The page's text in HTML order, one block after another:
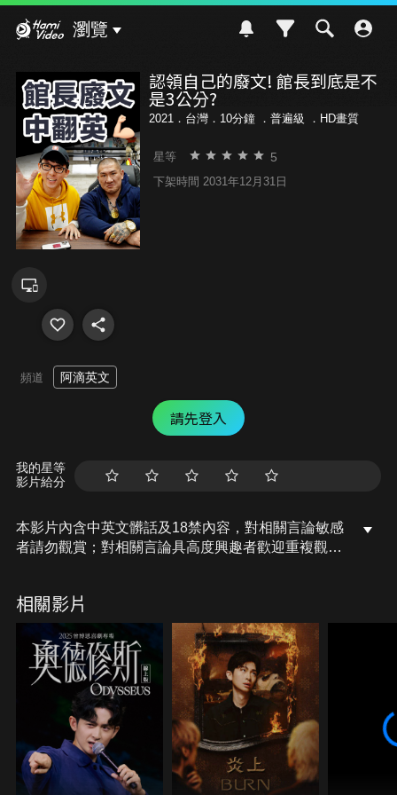
瀏覽
認領自己的廢文! 館長到底是不
是3公分?
2021．台灣．10分鐘 ． 普遍級 ．HD畫質
星等 5
下架時間 2031年12月31日
頻道 阿滴英文
請先登入
我的星等
影片給分
本影片內含中英文髒話及18禁內容，對相關言論敏感
者請勿觀賞；對相關言論具高度興趣者歡迎重複觀
相關影片